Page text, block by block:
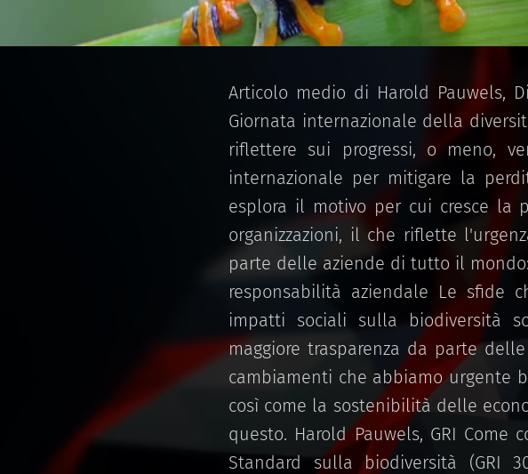
Articolo medio di Harold Pauwels,
Giornata internazionale della
riflettere sui progressi, o meno,
internazionale per mitigare la
esplora il motivo per cui cresce la
organizzazioni, il che riflette
parte delle aziende di tutto il
responsabilità aziendale Le sfide
impatti sociali sulla biodiversità
maggiore trasparenza da parte
cambiamenti che abbiamo urgente
così come la sostenibilità delle
questo. Harold Pauwels, GRI
Standard sulla biodiversità (GRI